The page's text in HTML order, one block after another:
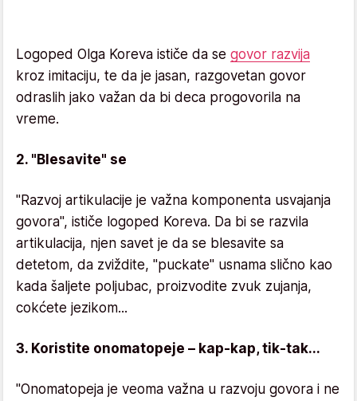
Logoped Olga Koreva ističe da se govor razvija
kroz imitaciju, te da je jasan, razgovetan govor
odraslih jako važan da bi deca progovorila na
vreme.
2. "Blesavite" se
"Razvoj artikulacije je važna komponenta usvajanja
govora", ističe logoped Koreva. Da bi se razvila
artikulacija, njen savet je da se blesavite sa
detetom, da zviždite, "puckate" usnama slično kao
kada šaljete poljubac, proizvodite zvuk zujanja,
cokćete jezikom...
3. Koristite onomatopeje – kap-kap, tik-tak...
"Onomatopeja je veoma važna u razvoju govora i ne